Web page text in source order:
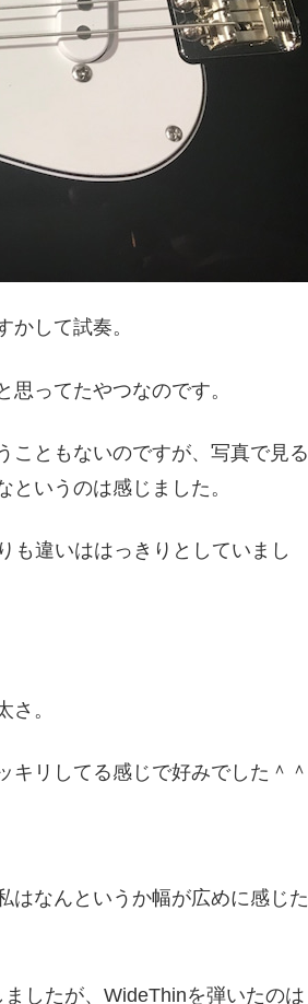
して試奏。
ってたやつなのです。
こともないのですが、写真で見る
いうのは感じました。
も違いははっきりとしていまし
。
リしてる感じで好みでした＾＾
はなんというか幅が広めに感じた
したが、WideThinを弾いたのは